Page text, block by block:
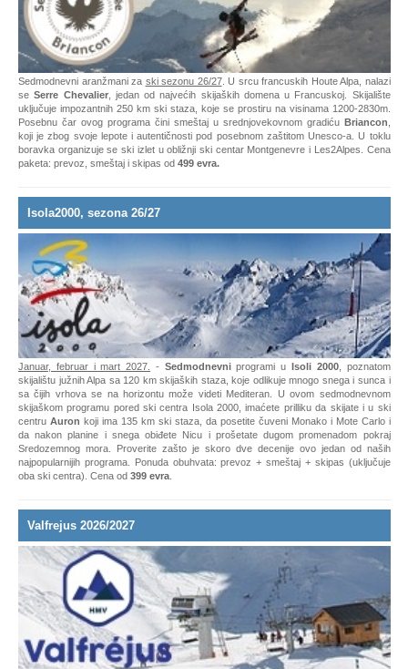
Sedmodnevni aranžmani za ski sezonu 26/27 . U srcu francuskih Houte Alpa, nalazi
seSerre Chevalier, jedan od najvećih skijaških domena u Francuskoj. Skijalište
uključuje impozantnih 250 km ski staza, koje se prostiru na visinama 1200-2830m.
Posebnu čar ovog programa čini smeštaj u srednjovekovnom gradićuBriancon
koji je zbog svoje lepote i autentičnosti pod posebnom zaštitom Unesco-a. U toklu
boravka organizuje se ski izlet u obližnji ski centar Montgenevre i Les2Alpes. Cena
paketa: prevoz, smeštaj i skipas od499 evra.
Isola2000, sezona 26/27
Januar, februar i mart 2027.-Sedmodnevni programi uIsoli 2000, poznatom
skijalištu južnih Alpa sa 120 km skijaških staza, koje odlikuje mnogo snega i sunca i
sa čijih vrhova se na horizontu može videti Mediteran. U ovom sedmodnevnom
skijaškom programu pored ski centra Isola 2000, imaćete prilliku da skijate i u ski
centruAuronkoji ima 135 km ski staza, da posetite čuveni Monako i Mote Carlo i
da nakon planine i snega obiđete Nicu i prošetate dugom promenadom pokraj
Sredozemnog mora. Proverite zašto je skoro dve decenije ovo jedan od naših
najpopularnijih programa. Ponuda obuhvata: prevoz + smeštaj + skipas (uključuje
oba ski centra). Cena od
399 evra
Valfrejus 2026/2027
Januar 2027. - Valfrejusje jedno od brojnih skijališta u dolini Maurienne u